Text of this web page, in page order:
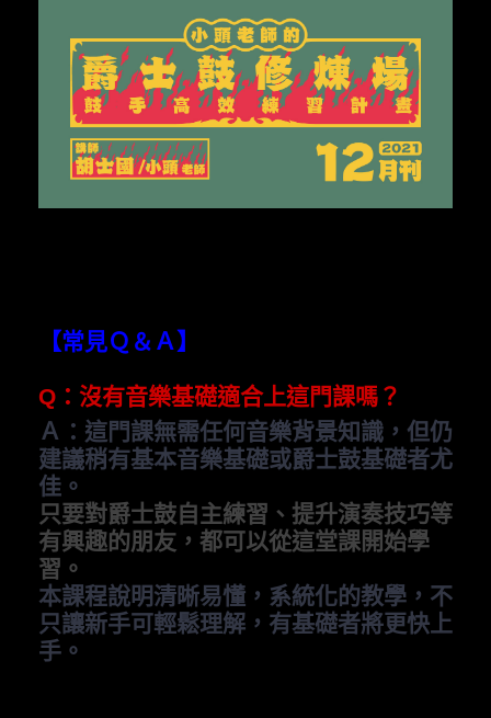
【常見Ｑ＆Ａ】
Q ：沒有音樂基礎適合上這門課嗎？
Ａ：這門課無需任何音樂背景知識，但仍
建議稍有基本音樂基礎或爵士鼓基礎者尤
佳。
只要對爵士鼓自主練習、提升演奏技巧等
有興趣的朋友，都可以從這堂課開始學
習。
本課程說明清晰易懂，系統化的教學，不
只讓新手可輕鬆理解，有基礎者將更快上
手。